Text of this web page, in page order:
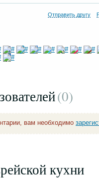
Отправить другу
(0)
вам необходимо
кухни